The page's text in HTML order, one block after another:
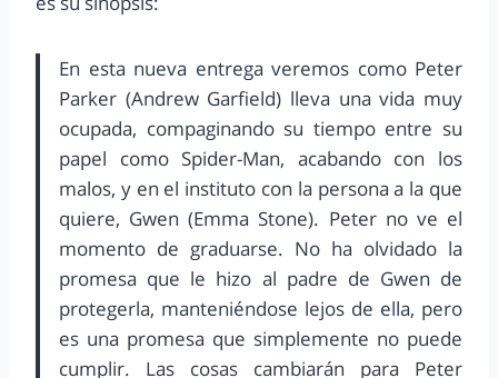
En esta nueva entrega veremos como Peter
Parker (Andrew Garfield) lleva una vida muy
ocupada, compaginando su tiempo entre su
papel como Spider-Man, acabando con los
malos, y en el instituto con la persona a la que
quiere, Gwen (Emma Stone). Peter no ve el
momento de graduarse. No ha olvidado la
promesa que le hizo al padre de Gwen de
protegerla, manteniéndose lejos de ella, pero
es una promesa que simplemente no puede
cumplir. Las cosas cambiarán para Peter